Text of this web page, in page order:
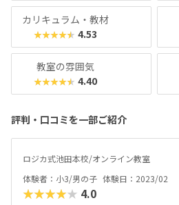
カリキュラム・教材
★★★★★ 4.53
教室の雰囲気
★★★★★ 4.40
評判・口コミを一部ご紹介
ロジカ式池田本校/オンライン教室
体験者：小3/男の子 体験日：2023/02
★★★★★ 4.0